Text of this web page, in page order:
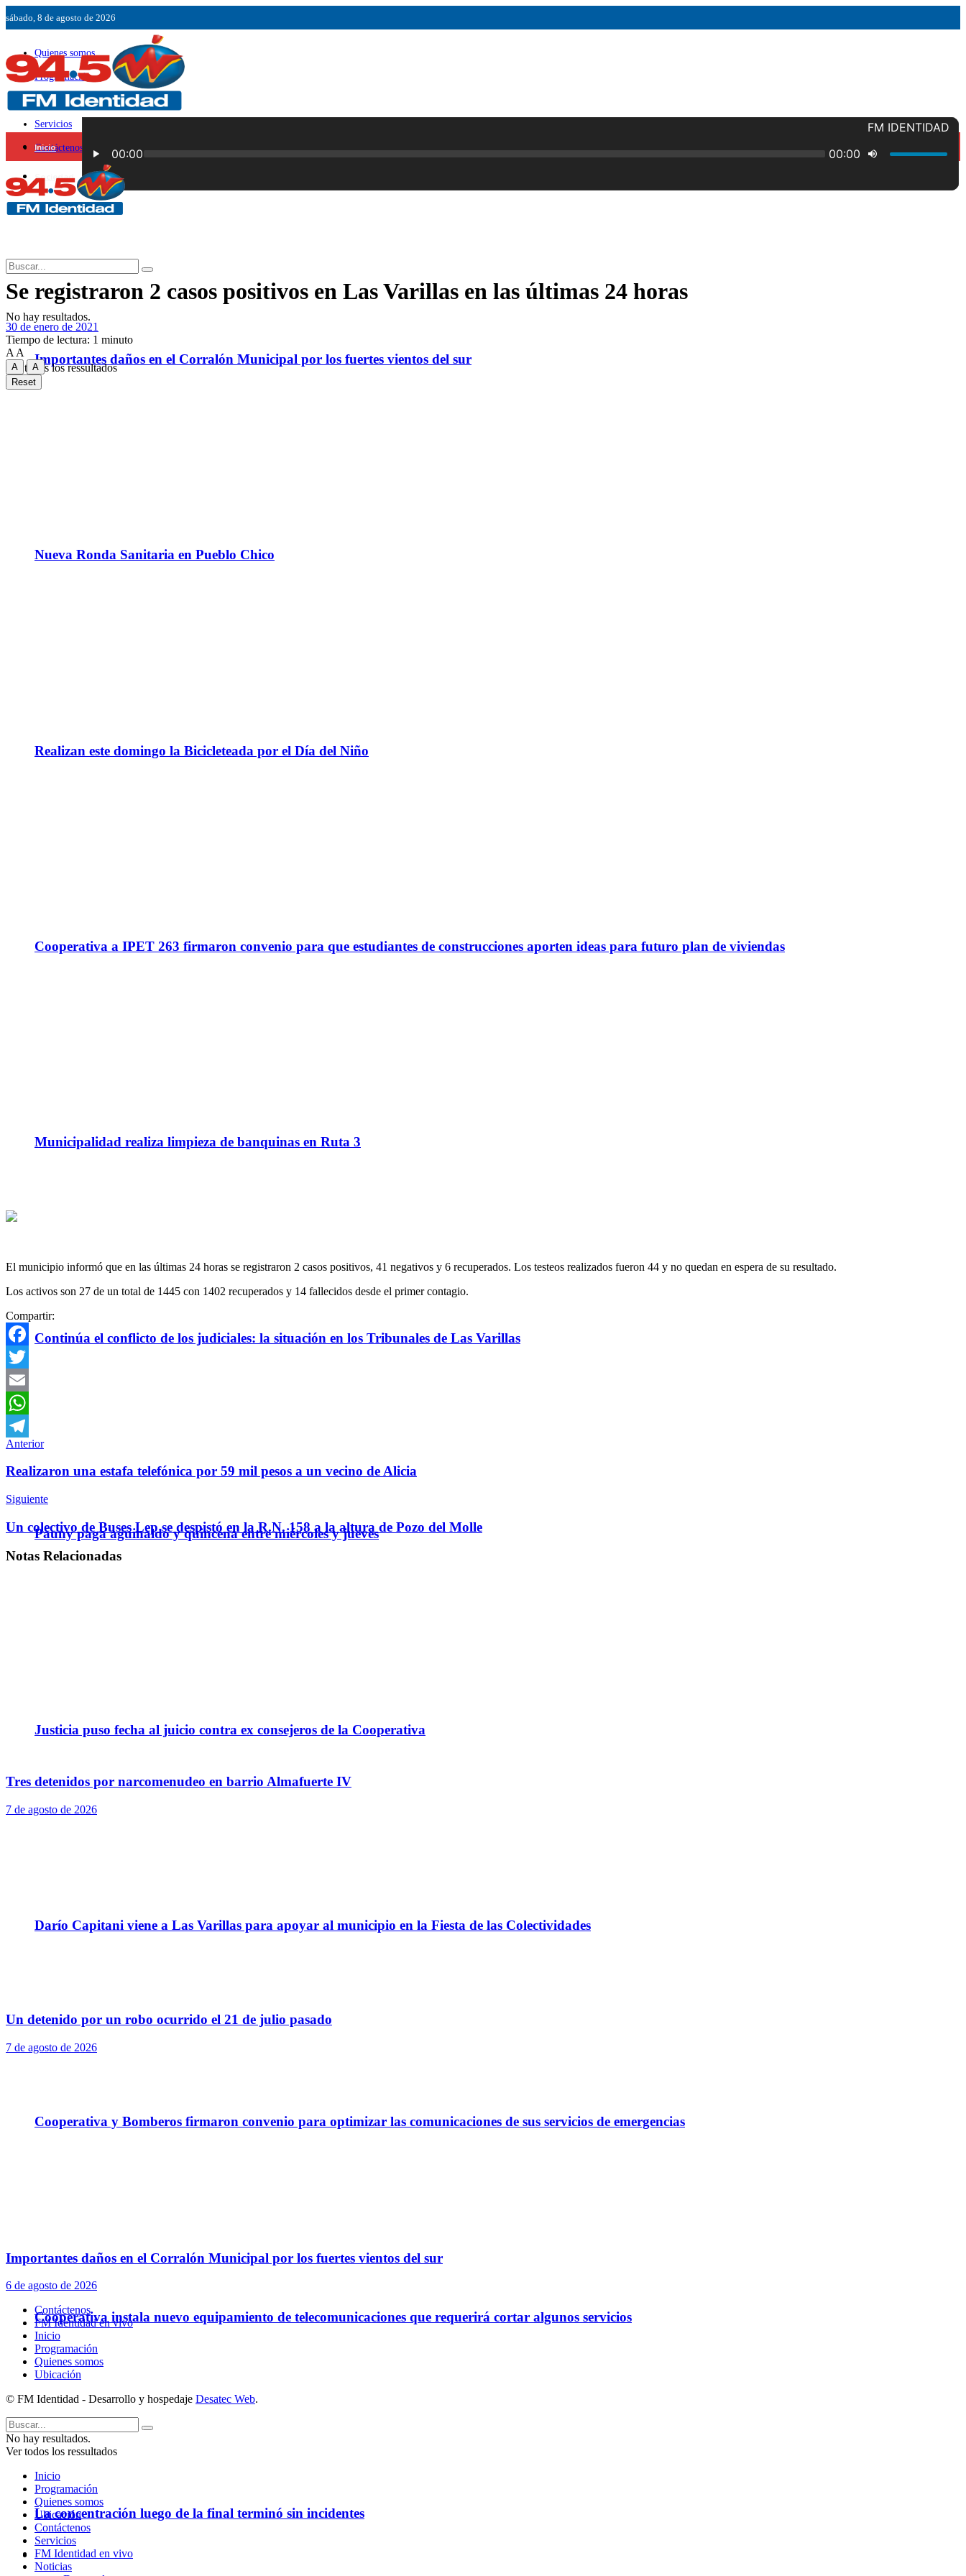
sábado, 8 de agosto de 2026
Quienes somos
Programación
Ubicación
Servicios
Contáctenos
Inicio
Sociedad
Importantes daños en el Corralón Municipal por los fuertes vientos del sur
Nueva Ronda Sanitaria en Pueblo Chico
Realizan este domingo la Bicicleteada por el Día del Niño
Cooperativa a IPET 263 firmaron convenio para que estudiantes de construcciones aporten ideas para futuro plan de viviendas
Municipalidad realiza limpieza de banquinas en Ruta 3
Continúa el conflicto de los judiciales: la situación en los Tribunales de Las Varillas
Pauny paga aguinaldo y quincena entre miércoles y jueves
Justicia puso fecha al juicio contra ex consejeros de la Cooperativa
Darío Capitani viene a Las Varillas para apoyar al municipio en la Fiesta de las Colectividades
Cooperativa y Bomberos firmaron convenio para optimizar las comunicaciones de sus servicios de emergencias
Cooperativa instala nuevo equipamiento de telecomunicaciones que requerirá cortar algunos servicios
La concentración luego de la final terminó sin incidentes
Policiales
No hay resultados.
Ver todos los ressultados
Se registraron 2 casos positivos en Las Varillas en las últimas 24 horas
30 de enero de 2021
Tiempo de lectura: 1 minuto
A A
A
A
Reset
El municipio informó que en las últimas 24 horas se registraron 2 casos positivos, 41 negativos y 6 recuperados. Los testeos realizados fueron 44 y no quedan en espera de su resultado.
Los activos son 27 de un total de 1445 con 1402 recuperados y 14 fallecidos desde el primer contagio.
Compartir:
Facebook
Twitter
Email
WhatsApp
Telegram
Anterior
Realizaron una estafa telefónica por 59 mil pesos a un vecino de Alicia
Siguiente
Un colectivo de Buses Lep se despistó en la R.N. 158 a la altura de Pozo del Molle
Notas Relacionadas
Tres detenidos por narcomenudeo en barrio Almafuerte IV
7 de agosto de 2026
Un detenido por un robo ocurrido el 21 de julio pasado
7 de agosto de 2026
Importantes daños en el Corralón Municipal por los fuertes vientos del sur
6 de agosto de 2026
Contáctenos
FM Identidad en vivo
Inicio
Programación
Quienes somos
Ubicación
© FM Identidad - Desarrollo y hospedaje Desatec Web.
No hay resultados.
Ver todos los ressultados
Inicio
Programación
Quienes somos
Ubicación
Contáctenos
Servicios
FM Identidad en vivo
Noticias